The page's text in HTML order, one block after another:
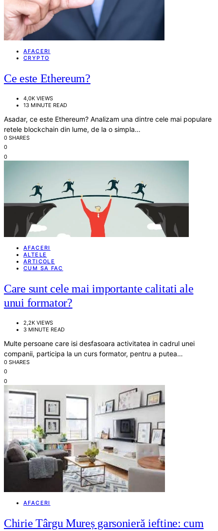
AFACERI
CRYPTO
Ce este Ethereum?
4,0K VIEWS
13 MINUTE READ
Asadar, ce este Ethereum? Analizam una dintre cele mai populare
retele blockchain din lume, de la o simpla…
0 SHARES
0
0
AFACERI
ALTELE
ARTICOLE
CUM SA FAC
Care sunt cele mai importante calitati ale
unui formator?
2,2K VIEWS
3 MINUTE READ
Multe persoane care isi desfasoara activitatea in cadrul unei
companii, participa la un curs formator, pentru a putea…
0 SHARES
0
0
AFACERI
Chirie Târgu Mureș garsonieră ieftine: cum